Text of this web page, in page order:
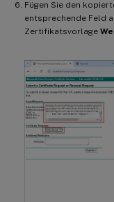
Fügen Sie den
entsprechende Feld
Zertifikatsvorlage